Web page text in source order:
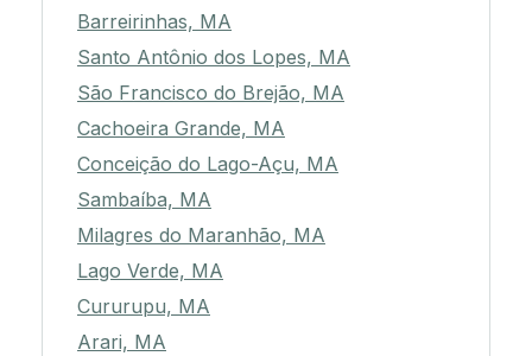
Barreirinhas, MA
Santo Antônio dos Lopes, MA
São Francisco do Brejão, MA
Cachoeira Grande, MA
Conceição do Lago-Açu, MA
Sambaíba, MA
Milagres do Maranhão, MA
Lago Verde, MA
Cururupu, MA
Arari, MA